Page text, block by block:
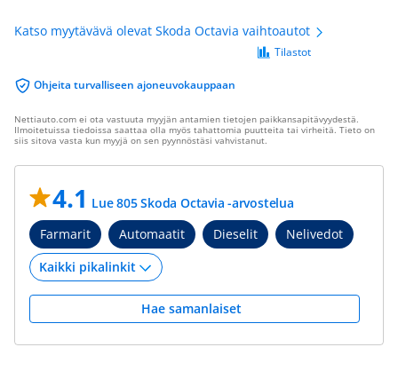
Katso myytävävä olevat Skoda Octavia vaihtoautot
Ohjeita turvalliseen ajoneuvokauppaan
Tilastot
Nettiauto.com ei ota vastuuta myyjän antamien tietojen paikkansapitävyydestä.
Ilmoitetuissa tiedoissa saattaa olla myös tahattomia puutteita tai virheitä. Tieto on
siis sitova vasta kun myyjä on sen pyynnöstäsi vahvistanut.
4.1 Lue 805 Skoda Octavia -arvostelua
Farmarit
Automaatit Dieselit Nelivedot
Hae samanlaiset